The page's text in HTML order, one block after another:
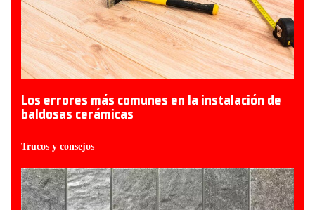
Los errores más comunes en la instalación de
baldosas cerámicas
Trucos y consejos